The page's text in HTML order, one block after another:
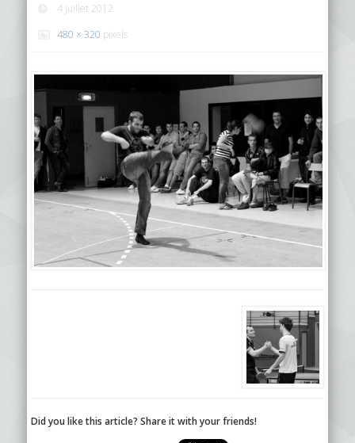
4 juillet 2012
480 × 320 pixels
Did you like this article? Share it with your friends!